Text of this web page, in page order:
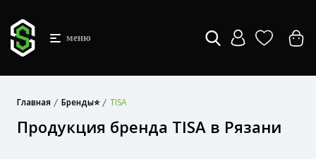
меню
Главная Бренды⭐ TISA
Продукция бренда TISA в Рязани